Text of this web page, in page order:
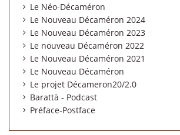
Le Néo-Décaméron
Le Nouveau Décaméron 2024
Le Nouveau Décaméron 2023
Le nouveau Décaméron 2022
Le Nouveau Décaméron 2021
Le Nouveau Décaméron
Le projet Décameron20/2.0
Barattà - Podcast
Préface-Postface